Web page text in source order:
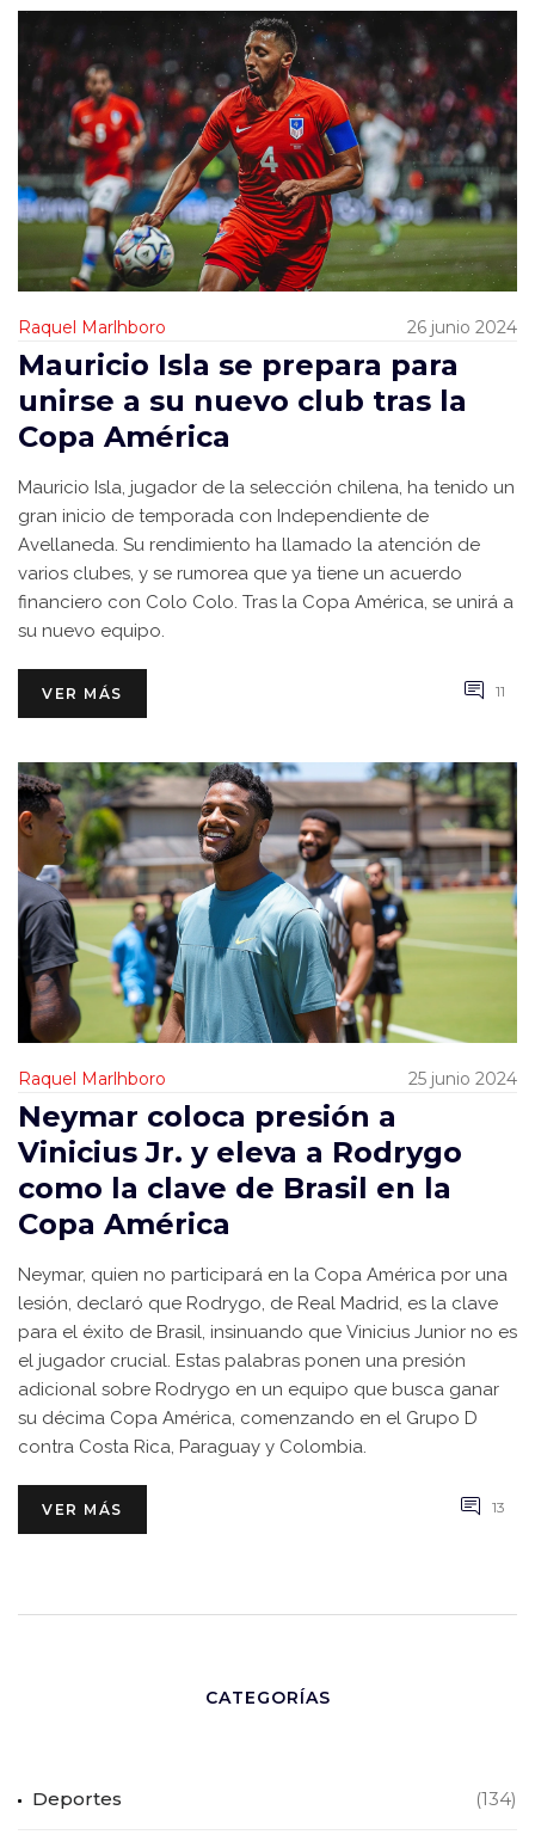
Raquel Marlhboro 26 junio 2024
Mauricio Isla se prepara para
unirse a su nuevo club tras la
Copa América
Mauricio Isla, jugador de la selección chilena, ha tenido un
gran inicio de temporada con Independiente de
Avellaneda. Su rendimiento ha llamado la atención de
varios clubes, y se rumorea que ya tiene un acuerdo
financiero con Colo Colo. Tras la Copa América, se unirá a
su nuevo equipo.
VER MÁS 11
Raquel Marlhboro 25 junio 2024
Neymar coloca presión a
Vinicius Jr. y eleva a Rodrygo
como la clave de Brasil en la
Copa América
Neymar, quien no participará en la Copa América por una
lesión, declaró que Rodrygo, de Real Madrid, es la clave
para el éxito de Brasil, insinuando que Vinicius Junior no es
el jugador crucial. Estas palabras ponen una presión
adicional sobre Rodrygo en un equipo que busca ganar
su décima Copa América, comenzando en el Grupo D
contra Costa Rica, Paraguay y Colombia.
VER MÁS 13
CATEGORÍAS
Deportes (134)